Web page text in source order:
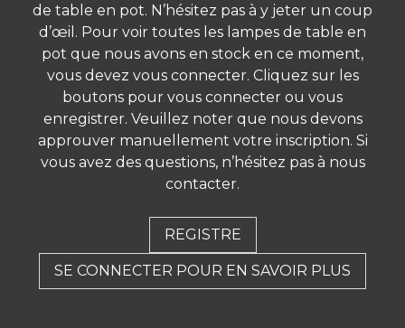
L – pot gris rustique non
Petite lampe de table
de table en pot. N’hésitez pas à y jeter un coup
d’œil. Pour voir toutes les lampes de table en
pot que nous avons en stock en ce moment,
vous devez vous connecter. Cliquez sur les
boutons pour vous connecter ou vous
enregistrer. Veuillez noter que nous devons
approuver manuellement votre inscription. Si
vous avez des questions, n’hésitez pas à nous
contacter.
REGISTRE
SE CONNECTER POUR EN SAVOIR PLUS